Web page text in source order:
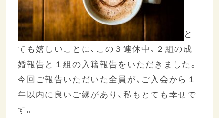
と
ても嬉しいことに、この３連休中、２組の成
婚報告と１組の入籍報告をいただきました。
今回ご報告いただいた全員が、ご入会から１
年以内に良いご縁があり、私もとても幸せで
す。